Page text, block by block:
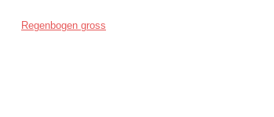
Regenbogen gross